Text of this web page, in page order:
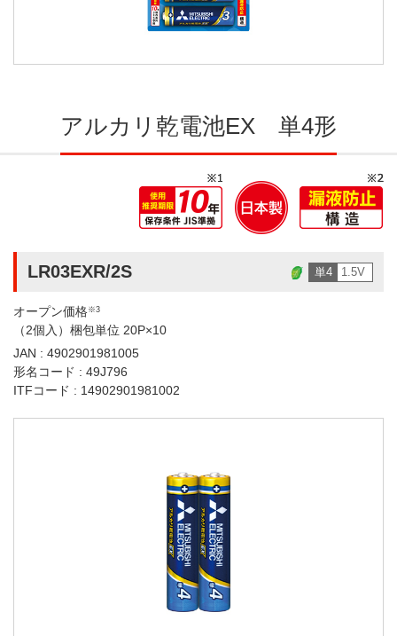
アルカリ乾電池EX 単4形
LR03EXR/2S 単4 1.5V
オープン価格※3
（2個入）梱包単位 20P×10
JAN : 4902901981005
形名コード : 49J796
ITFコード : 14902901981002